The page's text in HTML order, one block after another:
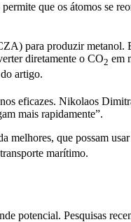
que os átomos se
para produzir metanol.
diretamente o CO2 em
artigo.
eficazes. Nikolaos
mais rapidamente”.
melhores, que possam
marítimo.
potencial. Pesquisas